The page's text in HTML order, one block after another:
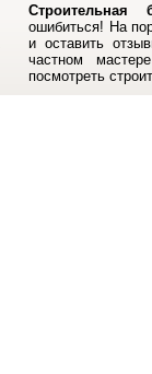
Строительная
ошибиться! На
и оставить
частном
посмотреть